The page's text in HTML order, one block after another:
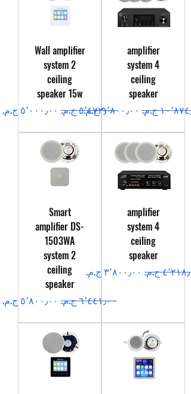
amplifier
system 4
ceiling
speaker
عادي
سعر البيع
Wall amplifier
system 2
ceiling
speaker 15w
سعر عادي
سعر البيع
amplifier
system 4
ceiling
speaker
عادي
سعر البيع
Smart
amplifier DS-
1503WA
system 2
ceiling
speaker
سعر عادي
سعر البيع